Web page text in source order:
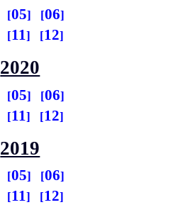
05
06
11 12
2020
05
06
11 12
2019
05
06
11 12